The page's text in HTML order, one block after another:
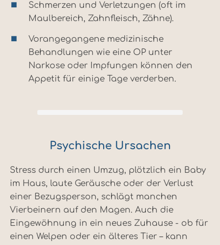
Schmerzen und Verletzungen (oft im
Maulbereich, Zahnfleisch, Zähne).
Vorangegangene medizinische
Behandlungen wie eine OP unter
Narkose oder Impfungen können den
Appetit für einige Tage verderben.
Psychische Ursachen
Stress durch einen Umzug, plötzlich ein Baby
im Haus, laute Geräusche oder der Verlust
einer Bezugsperson, schlägt manchen
Vierbeinern auf den Magen. Auch die
Eingewöhnung in ein neues Zuhause - ob für
einen Welpen oder ein älteres Tier – kann